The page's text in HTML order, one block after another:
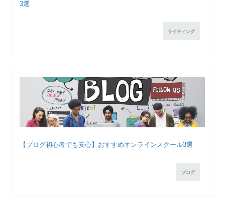
3選
ライティング
【ブログ初心者でも安心】おすすめオンラインスクール3選
ブログ